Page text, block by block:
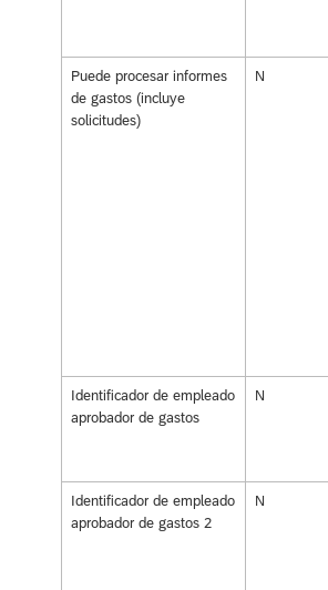
Puede procesar informes
de gastos (incluye
solicitudes)
N
Identificador de empleado
aprobador de gastos
N
Identificador de empleado
aprobador de gastos 2
N